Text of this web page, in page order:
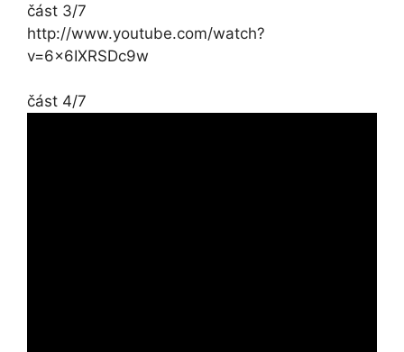
část 3/7
http://www.youtube.com/watch?
v=6x6IXRSDc9w
část 4/7